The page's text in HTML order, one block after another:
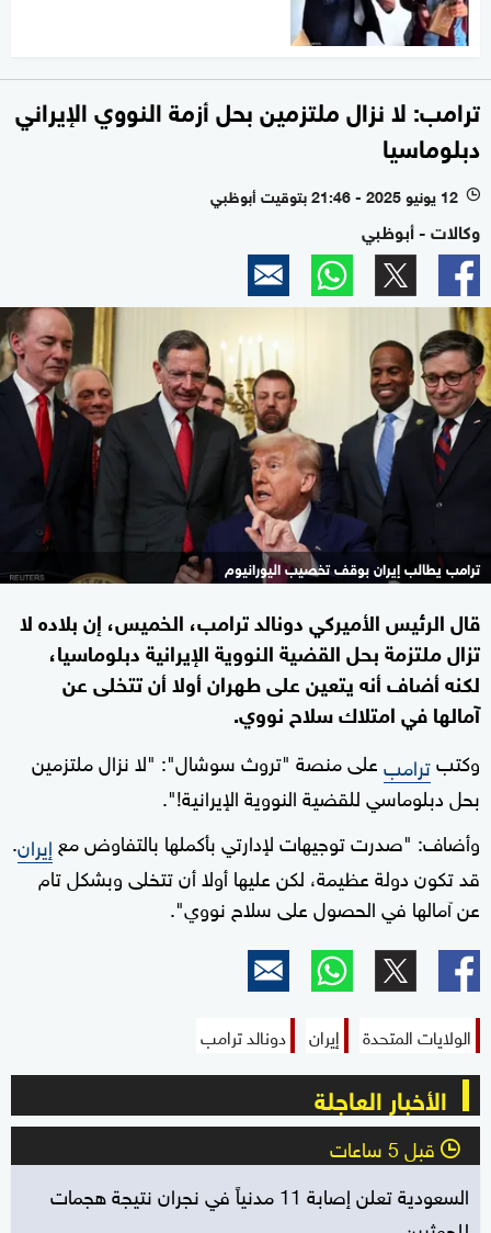
ترامب: لا نزال ملتزمين بحل أزمة النووي الإيراني
دبلوماسيا
l 12 يونيو 2025 - 21:46 بتوقيت أبوظبي
وكالات - أبوظبي
ترامب يطالب إيران بوقف تخصيب اليورانيوم
قال الرئيس الأميركي دونالد ترامب، الخميس، إن بلاده لا
تزال ملتزمة بحل القضية النووية الإيرانية دبلوماسيا،
لكنه أضاف أنه يتعين على طهران أولا أن تتخلى عن
آمالها في امتلاك سلاح نووي.
وكتبترامبعلى منصة "تروث سوشال": "لا نزال ملتزمين
بحل دبلوماسي للقضية النووية الإيرانية!".
وأضاف: "صدرت توجيهات لإدارتي بأكملها بالتفاوض مع إيران.
قد تكون دولة عظيمة، لكن عليها أولا أن تتخلى وبشكل تام
عن آمالها في الحصول على سلاح نووي".
الولايات المتحدة إيران دونالد ترامب
الأخبار العاجلة
l قبل 5 ساعات
السعودية تعلن إصابة 11 مدنياً في نجران نتيجة هجمات